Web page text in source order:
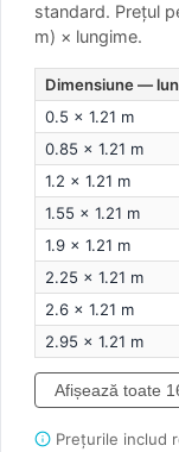
standard. Prețul
m) × lungime.
Dimensiune —
0.5 × 1.21 m
0.85 × 1.21 m
1.2 × 1.21 m
1.55 × 1.21 m
1.9 × 1.21 m
2.25 × 1.21 m
2.6 × 1.21 m
2.95 × 1.21 m
Afișează toate
Prețurile includ